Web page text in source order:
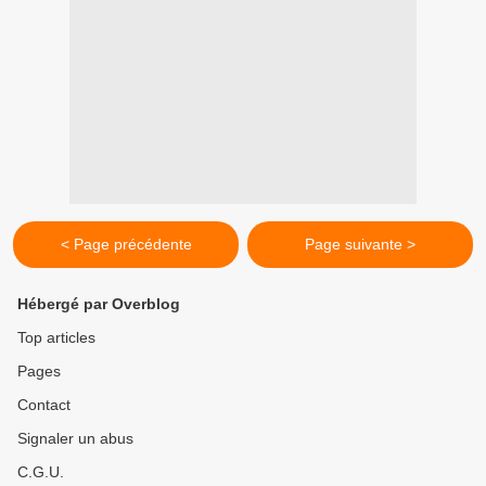
< Page précédente Page suivante >
Hébergé par Overblog
Top articles
Pages
Contact
Signaler un abus
C.G.U.